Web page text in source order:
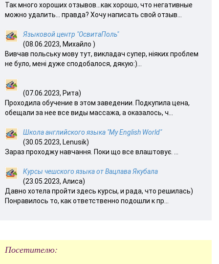
Так много хороших отзывов…как хорошо, что негативные
можно удалить… правда? Хочу написать свой отзыв...
Языковой центр "ОсвитаПоль"
(08.06.2023, Михайло )
Вивчав польську мову тут, викладач супер, ніяких проблем
не було, мені дуже сподобалося, дякую:)...
(07.06.2023, Рита)
Проходила обучение в этом заведении. Подкупила цена,
обещали за нее все виды массажа, а оказалось, ч...
Школа английского языка "My English World"
(30.05.2023, Lenusik)
Зараз проходжу навчання. Поки що все влаштовує. ...
Курсы чешского языка от Вацлава Якубала
(23.05.2023, Алиса)
Давно хотела пройти здесь курсы, и рада, что решилась)
Понравилось то, как ответственно подошли к пр...
Посетителю: